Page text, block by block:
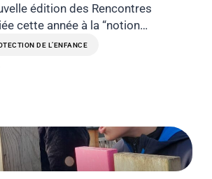
édition des Rencontres
cette année à la “notion…
DE L’ENFANCE